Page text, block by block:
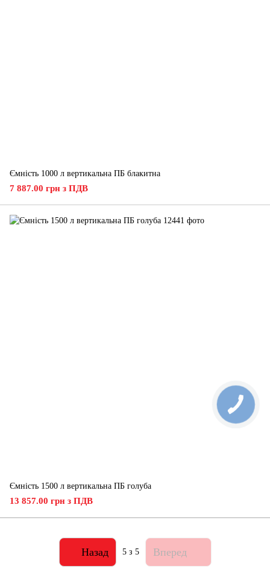
Ємність 1000 л вертикальна ПБ блакитна
7 887.00 грн з ПДВ
Ємність 1500 л вертикальна ПБ голуба
13 857.00 грн з ПДВ
Назад 5з 5 Вперед